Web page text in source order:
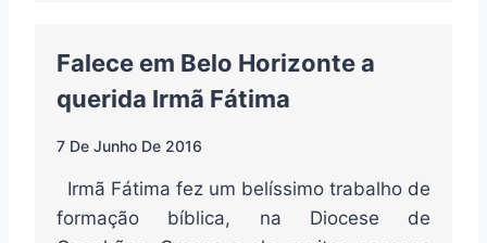
Falece em Belo Horizonte a
querida Irmã Fátima
7 De Junho De 2016
Irmã Fátima fez um belíssimo trabalho de
formação bíblica, na Diocese de